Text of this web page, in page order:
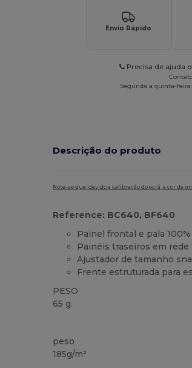
Envio Rápido
Precisa de ajuda
Segunda a quinta-feira:
Descrição do produto
Note-se que, devido à calibração do ecrã, a cor da
Reference: BC640, BF640
Painel frontal e pala
Painéis traseiros em
Ajustador de tamanho
Frente estruturada para
PESO
65 g.
peso
185g/m²